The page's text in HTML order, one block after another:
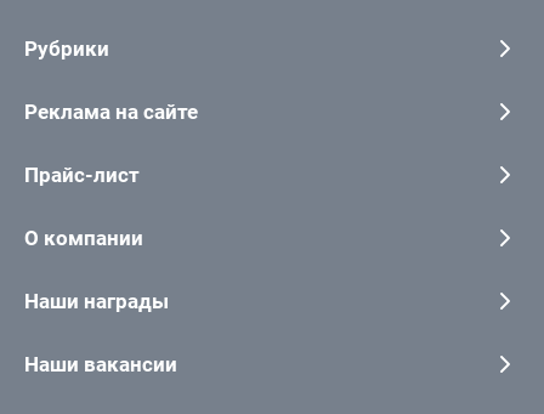
Рубрики
Реклама на сайте
Прайс-лист
О компании
Наши награды
Наши вакансии